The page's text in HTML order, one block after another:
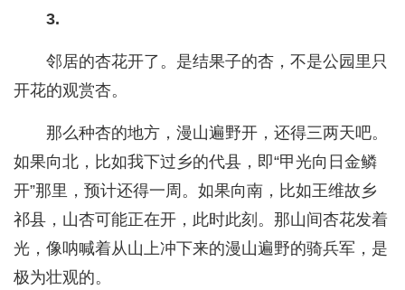
3.
邻居的杏花开了。是结果子的杏，不是公园里只
开花的观赏杏。
那么种杏的地方，漫山遍野开，还得三两天吧。
如果向北，比如我下过乡的代县，即“甲光向日金鳞
开”那里，预计还得一周。如果向南，比如王维故乡
祁县，山杏可能正在开，此时此刻。那山间杏花发着
光，像呐喊着从山上冲下来的漫山遍野的骑兵军，是
极为壮观的。